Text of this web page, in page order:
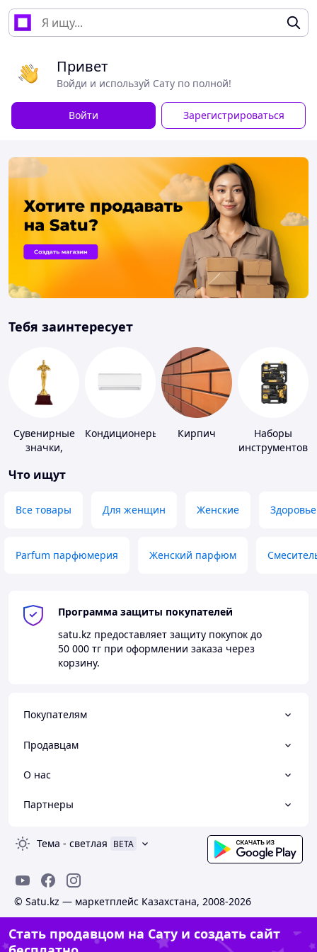
Привет
Войди и используй Сату по полной!
Войти Зарегистрироваться
Тебя заинтересует
Сувенирные
значки,
Кондиционеры Кирпич
Наборы
инструментов
Что ищут
Все товары Для женщин Женские Здоровье
Parfum парфюмерия Женский парфюм
Программа защиты покупателей
satu.kz предоставляет защиту покупок до
50 000 тг при оформлении заказа через
корзину.
Покупателям
Продавцам
О нас
Партнеры
Тема - светлая BETA
© Satu.kz — маркетплейс Казахстана, 2008-2026
Стать продавцом на Сату и создать сайт